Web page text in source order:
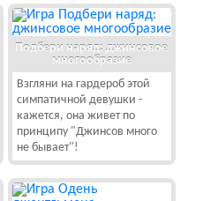
Подбери наряд: джинсовое
многообразие
Взгляни на гардероб этой
симпатичной девушки -
кажется, она живет по
принципу "Джинсов много
не бывает"!